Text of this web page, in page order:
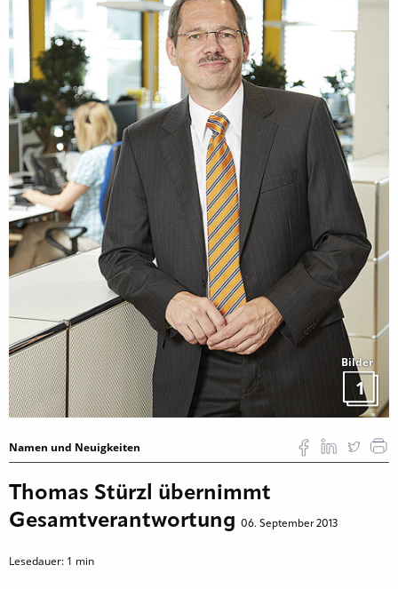
Bilder
1
Namen und Neuigkeiten
Thomas Stürzl übernimmt
Gesamtverantwortung 06. September 2013
Lesedauer: 1 min